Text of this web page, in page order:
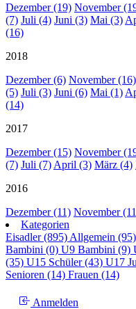
Dezember (19) November
(7) Juli (4) Juni (3) Mai (3)
(16)
2018
Dezember (6) November (16)
(5) Juli (3) Juni (6) Mai (1)
(14)
2017
Dezember (15) November
(7) Juli (7) April (3) März (4)
2016
Dezember (11) November
Kategorien
Eisadler (895) Allgemein (95)
Bambini (0) U9 Bambini (9)
(35) U15 Schüler (43) U17
Senioren (14) Frauen (14)
Anmelden